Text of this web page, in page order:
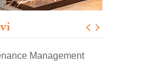
transformatora u
i vetroparkovima
Management